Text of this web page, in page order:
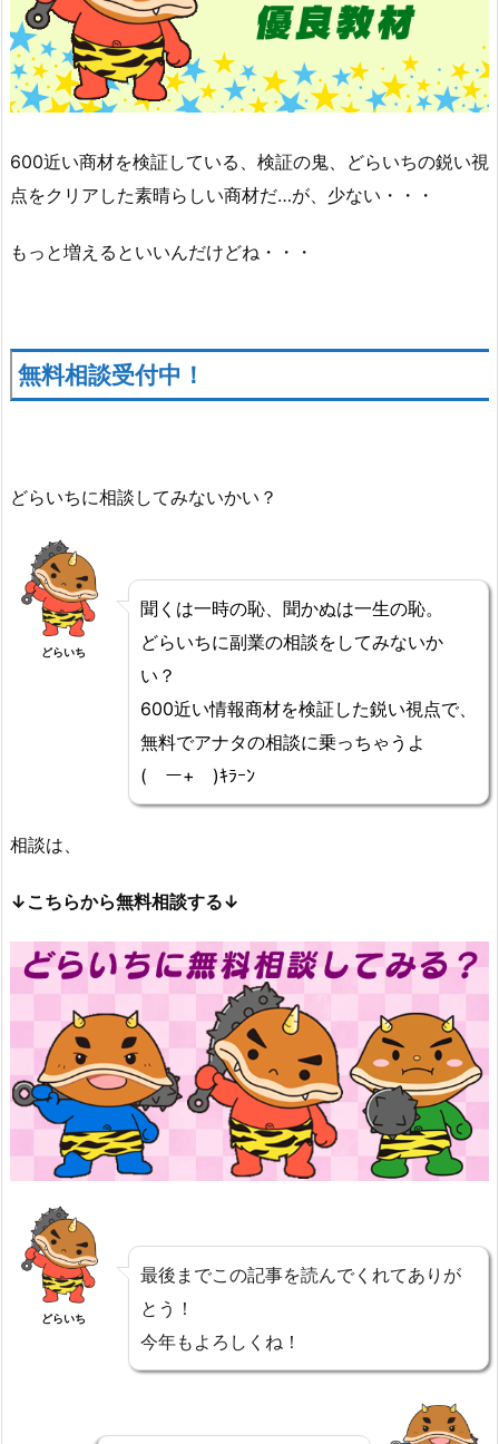
600近い商材を検証している、検証の鬼、どらいちの鋭い視
点をクリアした素晴らしい商材だ…が、少ない・・・
もっと増えるといいんだけどね・・・
無料相談受付中！
どらいちに相談してみないかい？
どらいち
聞くは一時の恥、聞かぬは一生の恥。
どらいちに副業の相談をしてみないか
い？
600近い情報商材を検証した鋭い視点で、
無料でアナタの相談に乗っちゃうよ
(￣ー+￣)ｷﾗｰﾝ
相談は、
↓こちらから無料相談する↓
どらいち
最後までこの記事を読んでくれてありが
とう！
今年もよろしくね！